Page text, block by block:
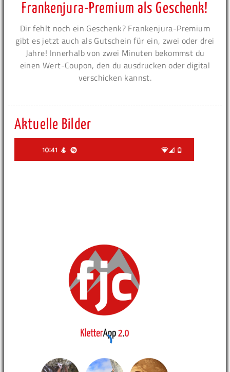
Frankenjura-Premium als Geschenk!
Dir fehlt noch ein Geschenk? Frankenjura-Premium
gibt es jetzt auch als Gutschein für ein, zwei oder drei
Jahre! Innerhalb von zwei Minuten bekommst du
einen Wert-Coupon, den du ausdrucken oder digital
verschicken kannst.
Aktuelle Bilder